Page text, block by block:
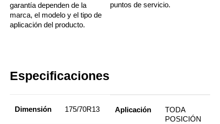
garantía dependen de la
marca, el modelo y el tipo de
aplicación del producto.
puntos de servicio.
Especificaciones
Dimensión 175/70R13 Aplicación
TODA
POSICIÓN